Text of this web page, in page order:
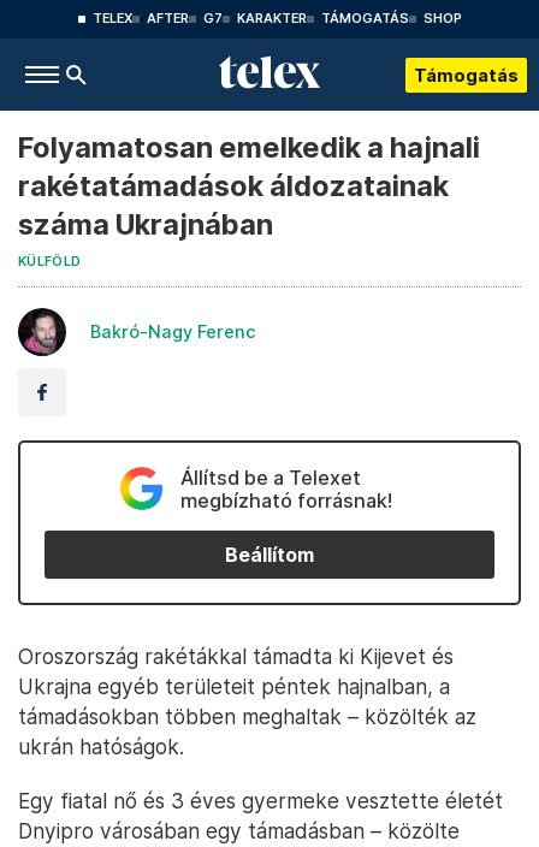
TELEX AFTER G7 KARAKTER TÁMOGATÁS SHOP
Támogatás
Folyamatosan emelkedik a hajnali
rakétatámadások áldozatainak
száma Ukrajnában
KÜLFÖLD
Bakró-Nagy Ferenc
Állítsd be a Telexet
megbízható forrásnak!
Beállítom
Oroszország rakétákkal támadta ki Kijevet és
Ukrajna egyéb területeit péntek hajnalban, a
támadásokban többen meghaltak – közölték az
ukrán hatóságok.
Egy fiatal nő és 3 éves gyermeke vesztette életét
Dnyipro városában egy támadásban – közölte